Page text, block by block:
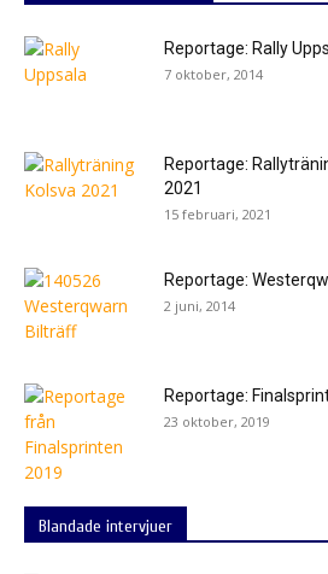
Reportage: Rally
7 oktober, 2014
Reportage:
2021
15 februari, 2021
Reportage:
2 juni, 2014
Reportage:
23 oktober, 2019
Blandade intervjuer